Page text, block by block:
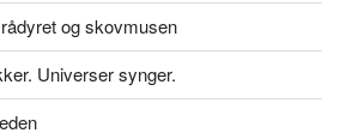
og skovmusen
Universer synger.